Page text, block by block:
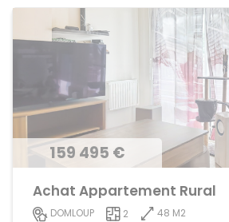
159 495 €
Achat Appartement Rural
DOMLOUP 2
48 M2